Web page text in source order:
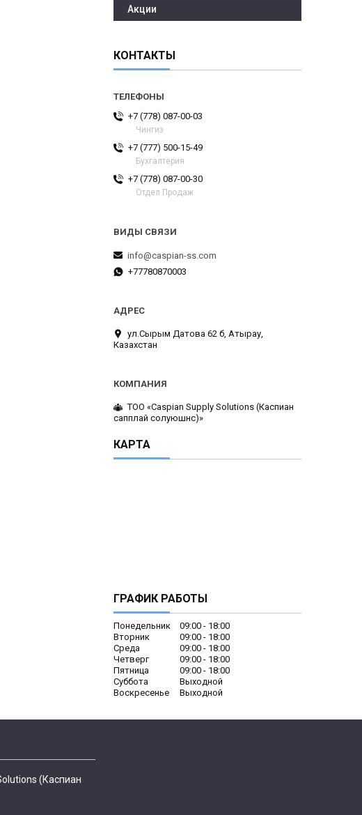
Акции
КОНТАКТЫ
+7 (778) 087-00-03
Чингиз
+7 (777) 500-15-49
Бухгалтерия
+7 (778) 087-00-30
Отдел Продаж
info@caspian-ss.com
+77780870003
ул.Сырым Датова 62 б, Атырау,
Казахстан
ТОО «Caspian Supply Solutions (Каспиан
сапплай солуюшнс)»
КАРТА
ГРАФИК РАБОТЫ
Понедельник 09:00
18:00
Вторник
09:00
18:00
Среда
09:00
18:00
Четверг
09:00
18:00
Пятница
09:00
18:00
Суббота
Выходной
Воскресенье
Выходной
(Каспиан